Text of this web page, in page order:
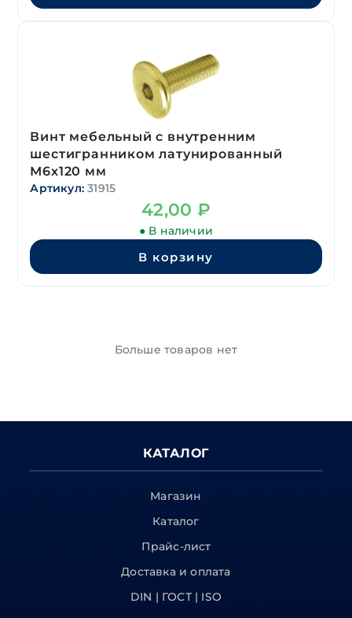
Винт мебельный с внутренним
шестигранником латунированный
М6х120 мм
Артикул: 31915
42,00 ₽
● В наличии
В корзину
Больше товаров нет
КАТАЛОГ
Магазин
Каталог
Прайс-лист
Доставка и оплата
DIN | ГОСТ | ISO